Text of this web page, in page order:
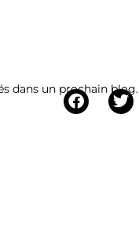
dans un prochain blog.